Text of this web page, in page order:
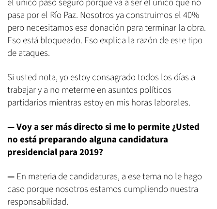
pasa por el Río Paz. Nosotros ya construimos el 40%
pero necesitamos esa donación para terminar la obra.
Eso está bloqueado. Eso explica la razón de este tipo
de ataques.
Si usted nota, yo estoy consagrado todos los días a
trabajar y a no meterme en asuntos políticos
partidarios mientras estoy en mis horas laborales.
— Voy a ser más directo si me lo permite¿Usted
no está preparando alguna candidatura
presidencial para 2019?
—En materia de candidaturas, a ese tema no le hago
caso porque nosotros estamos cumpliendo nuestra
responsabilidad.